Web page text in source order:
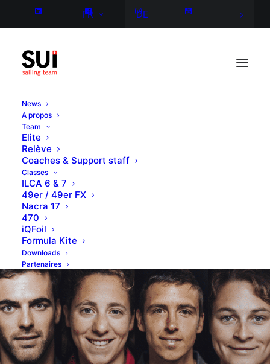
FR DE
News
A propos
Team
Elite
Relève
Coaches & Support staff
Classes
ILCA 6 & 7
49er / 49er FX
Nacra 17
470
iQFoil
Formula Kite
Downloads
Partenaires